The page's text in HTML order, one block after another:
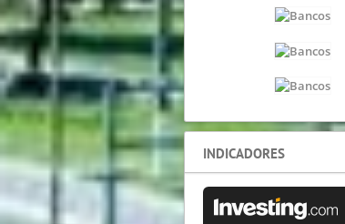
INDICADORES